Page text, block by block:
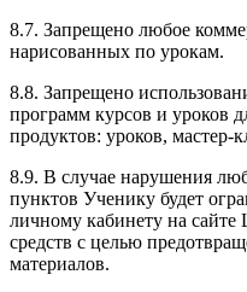
8.7. Запрещено любое
нарисованных по урокам.
8.8. Запрещено
программ курсов и уроков
продуктов: уроков, мастер-
8.9. В случае нарушения
пунктов Ученику будет
личному кабинету на
средств с целью
материалов.